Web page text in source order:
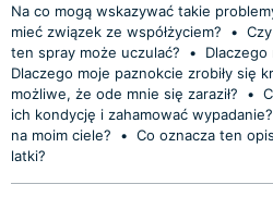
Na co mogą wskazywać takie
mieć związek ze współżyciem?
•
ten spray może uczulać?
•
Dlaczego moje paznokcie zrobiły się
możliwe, że ode mnie się zaraził?
•
ich kondycję i zahamować wypadanie?
na moim ciele?
• Co oznacza ten
latki?